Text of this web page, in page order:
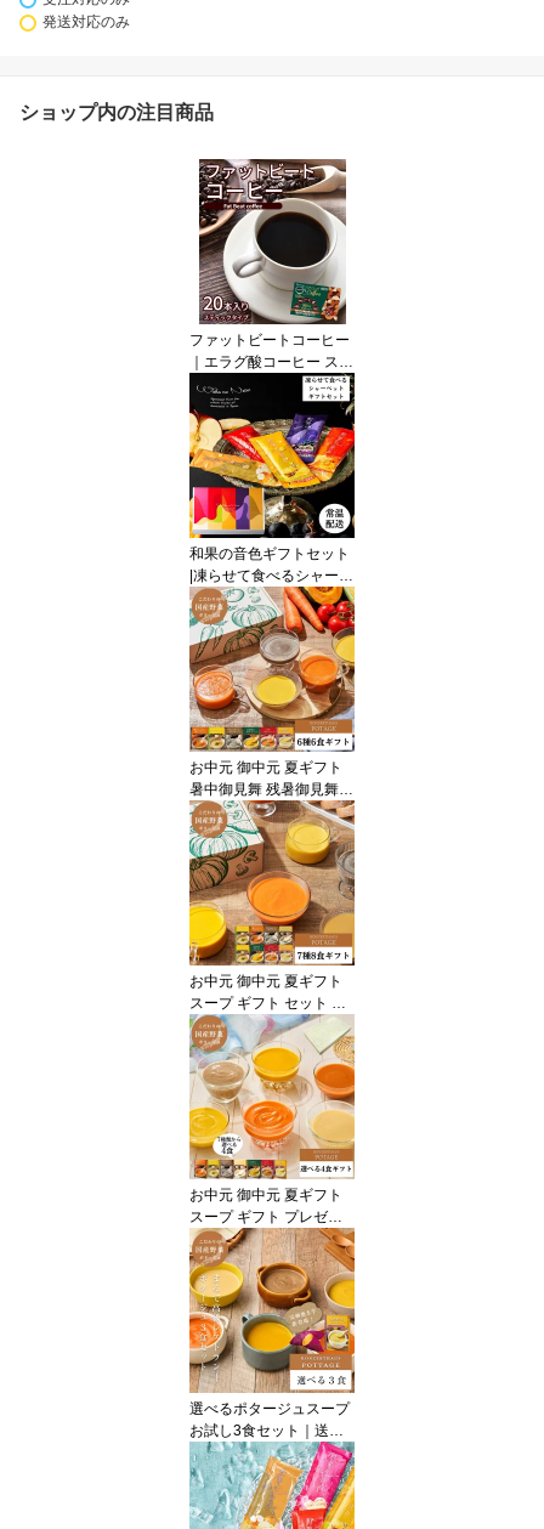
発送対応のみ
ショップ内の注目商品
ファットビートコーヒー
｜エラグ酸コーヒー ステ
ィック 砂糖不使用 無糖
送料無料 ポスト投函 ネ
コポス メール便
和果の音色ギフトセット
|凍らせて食べるシャーベ
ット アイス シャーベッ
ト お中元 御中元 暑中見
舞い 夏ギフト 誕生日プ
レゼント 御祝 内祝 御礼
退院祝い 母の日 父の日
デザート スティック 国
産果汁 フルーツ 送料無
料 常温配送
お中元 御中元 夏ギフト
暑中御見舞 残暑御見舞
スープ ギフト セット プ
レゼント 出産祝 内祝 お
見舞い 国産こだわり野菜
のポタージュスープ6種6
食ギフトセット｜常温保
存 無添加 レトルト ヘル
シー 野菜スープ 健康ギ
フト 誕生日 御礼 御祝 お
見舞い 退院祝 快気祝
お中元 御中元 夏ギフト
スープ ギフト セット プ
レゼント 出産祝 内祝 お
見舞い 国産こだわり野菜
のポタージュスープ7種8
食ギフトセット｜レトル
ト ヘルシー 無添加 常温
保存 野菜スープ 誕生日
プレゼント 御礼 御祝 退
院祝 快気祝 敬老の日
お中元 御中元 夏ギフト
スープ ギフト プレゼン
ト 出産祝 内祝 お見舞い
国産こだわり野菜のポタ
ージュスープ選べる4食
ギフトセット｜無添加 常
温保存 レトルト ヘルシ
ー 野菜スープ 健康ギフ
ト 誕生日 御礼 御祝 お見
舞い 退院祝 快気祝 お返
し 敬老の日
選べるポタージュスープ
お試し3食セット｜送料
無料 お試しセット スー
プ レトルト 無添加 野菜
スープ 常温保存 保存食
※おひとり様2セットま